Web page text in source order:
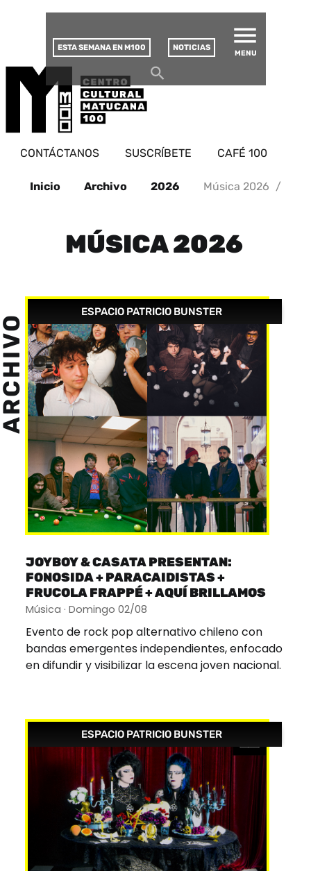
CULTURAL
ESTA SEMANA EN M100 NOTICIAS
MENU
CONTÁCTANOS SUSCRÍBETE CAFÉ 100
Inicio Archivo 2026 Música 2026 /
MÚSICA 2026
ESPACIO PATRICIO BUNSTER
JOYBOY & CASATA PRESENTAN:
FONOSIDA + PARACAIDISTAS +
FRUCOLA FRAPPÉ + AQUÍ BRILLAMOS
Música · Domingo 02/08
Evento de rock pop alternativo chileno con
bandas emergentes independientes, enfocado
en difundir y visibilizar la escena joven nacional.
ESPACIO PATRICIO BUNSTER